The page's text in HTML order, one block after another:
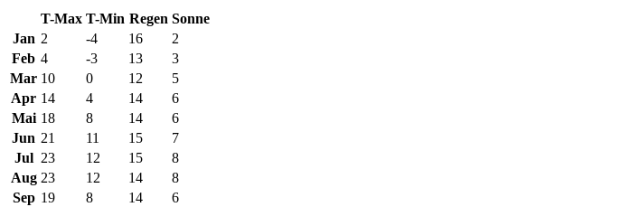
T-Max T-Min Regen Sonne
Jan 2 -4 16
2
Feb 4 -3 13
3
Mar 10 0 12
5
Apr 14 4 14
6
Mai 18 8 14
6
Jun 21 11 15
7
Jul 23 12 15
8
Aug 23 12 14
8
Sep 19 8 14
6